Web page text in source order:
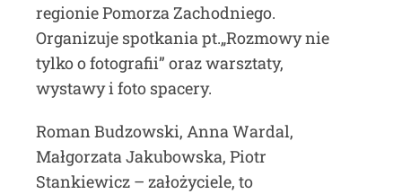
regionie Pomorza Zachodniego.
Organizuje spotkania pt.„Rozmowy nie
tylko o fotografii” oraz warsztaty,
wystawy i foto spacery.
Roman Budzowski, Anna Wardal,
Małgorzata Jakubowska, Piotr
Stankiewicz – założyciele, to